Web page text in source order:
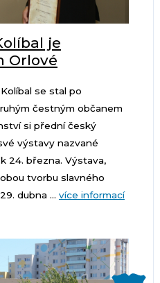
je
Orlové
se stal po
čestným občanem
si přední český
výstavy nazvané
24. března. Výstava,
tvorbu slavného
dubna ... více informací